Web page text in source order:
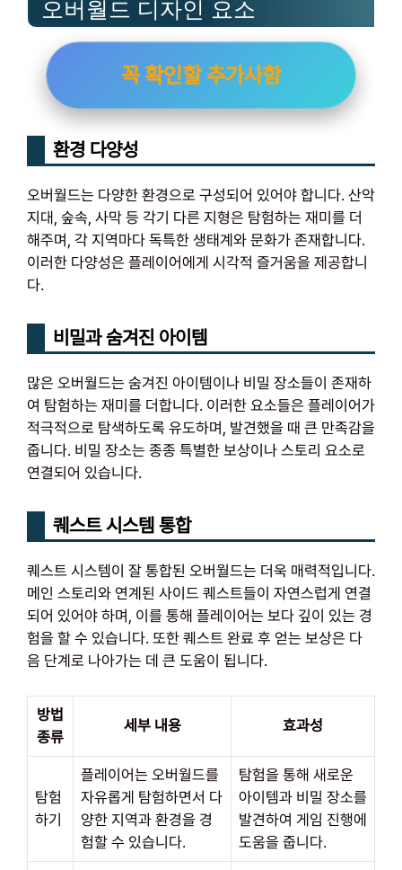
오버월드 디자인 요소
꼭 확인할 추가사항
환경 다양성
오버월드는 다양한 환경으로 구성되어 있어야 합니다. 산악
지대, 숲속, 사막 등 각기 다른 지형은 탐험하는 재미를 더
해주며, 각 지역마다 독특한 생태계와 문화가 존재합니다.
이러한 다양성은 플레이어에게 시각적 즐거움을 제공합니
다.
비밀과 숨겨진 아이템
많은 오버월드는 숨겨진 아이템이나 비밀 장소들이 존재하
여 탐험하는 재미를 더합니다. 이러한 요소들은 플레이어가
적극적으로 탐색하도록 유도하며, 발견했을 때 큰 만족감을
줍니다. 비밀 장소는 종종 특별한 보상이나 스토리 요소로
연결되어 있습니다.
퀘스트 시스템 통합
퀘스트 시스템이 잘 통합된 오버월드는 더욱 매력적입니다.
메인 스토리와 연계된 사이드 퀘스트들이 자연스럽게 연결
되어 있어야 하며, 이를 통해 플레이어는 보다 깊이 있는 경
험을 할 수 있습니다. 또한 퀘스트 완료 후 얻는 보상은 다
음 단계로 나아가는 데 큰 도움이 됩니다.
방법
종류
세부 내용 효과성
탐험
하기
플레이어는 오버월드를
자유롭게 탐험하면서 다
양한 지역과 환경을 경
험할 수 있습니다.
탐험을 통해 새로운
아이템과 비밀 장소를
발견하여 게임 진행에
도움을 줍니다.